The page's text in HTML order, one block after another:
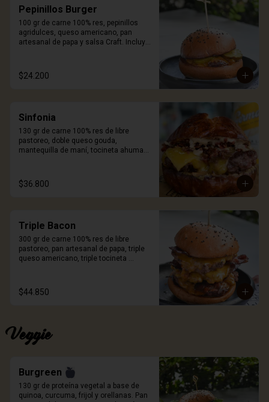
Pepinillos Burger
100 gr de carne 100% res, pepinillos
agridulces, queso americano, pan
artesanal de papa y salsa Craft. Incluye
$24.200
Sinfonia
130 gr de carne 100% res de libre
pastoreo, doble queso gouda,
mantequilla de maní, tocineta ahumada
$36.800
Triple Bacon
300 gr de carne 100% res de libre
pastoreo, pan artesanal de papa, triple
queso americano, triple tocineta
$44.850
Veggie
Burgreen
130 gr de proteína vegetal a base de
quinoa, curcuma, frijol y orellanas. Pan